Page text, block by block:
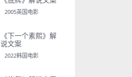
2005英国电影
《下一个素熙》解
说文案
2022韩国电影